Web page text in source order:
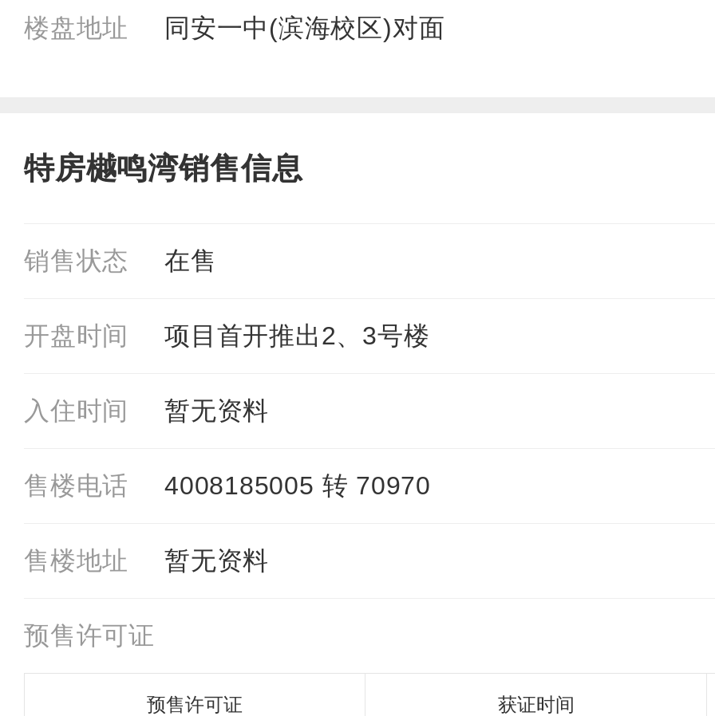
楼盘地址 同安一中(滨海校区)对面
特房樾鸣湾销售信息
销售状态 在售
开盘时间 项目首开推出2、3号楼
入住时间 暂无资料
售楼电话 4008185005 转 70970
售楼地址 暂⽆资料
预售许可证
预售许可证 获证时间